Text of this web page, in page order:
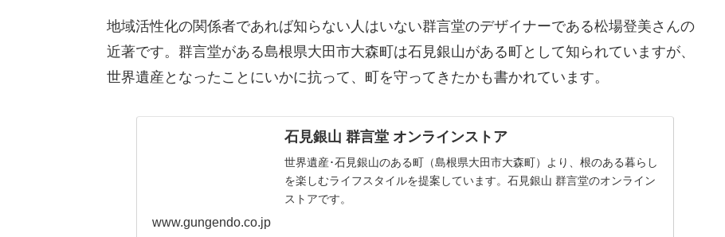
地域活性化の関係者であれば知らない人はいない群言堂のデザイナーである松場登美さんの
近著です。群言堂がある島根県大田市大森町は石見銀山がある町として知られていますが、
世界遺産となったことにいかに抗って、町を守ってきたかも書かれています。
石見銀山 群言堂 オンラインストア
世界遺産･石見銀山のある町（島根県大田市大森町）より、根のある暮らし
を楽しむライフスタイルを提案しています。石見銀山 群言堂のオンライン
ストアです。
www.gungendo.co.jp